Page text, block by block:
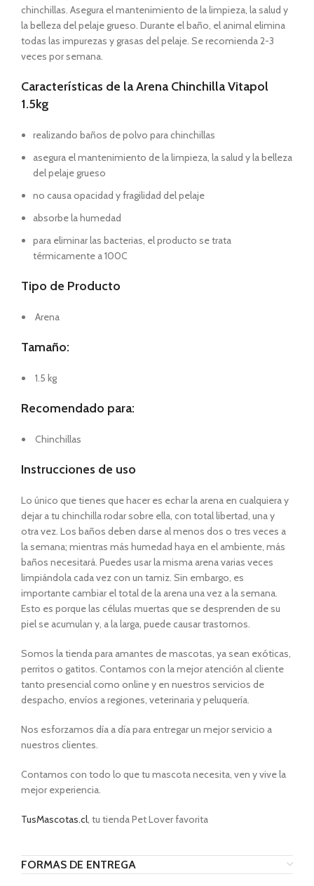
chinchillas. Asegura el mantenimiento de la limpieza, la salud y
la belleza del pelaje grueso. Durante el baño, el animal elimina
todas las impurezas y grasas del pelaje. Se recomienda 2-3
veces por semana.
Características de la Arena Chinchilla Vitapol
1.5kg
realizando baños de polvo para chinchillas
asegura el mantenimiento de la limpieza, la salud y la belleza
del pelaje grueso
no causa opacidad y fragilidad del pelaje
absorbe la humedad
para eliminar las bacterias, el producto se trata
térmicamente a 100C
Tipo de Producto
Arena
Tamaño:
1.5 kg
Recomendado para:
Chinchillas
Instrucciones de uso
Lo único que tienes que hacer es echar la arena en cualquiera y
dejar a tu chinchilla rodar sobre ella, con total libertad, una y
otra vez. Los baños deben darse al menos dos o tres veces a
la semana; mientras más humedad haya en el ambiente, más
baños necesitará. Puedes usar la misma arena varias veces
limpiándola cada vez con un tamiz. Sin embargo, es
importante cambiar el total de la arena una vez a la semana.
Esto es porque las células muertas que se desprenden de su
piel se acumulan y, a la larga, puede causar trastornos.
Somos la tienda para amantes de mascotas, ya sean exóticas,
perritos o gatitos. Contamos con la mejor atención al cliente
tanto presencial como online y en nuestros servicios de
despacho, envíos a regiones, veterinaria y peluquería.
Nos esforzamos día a día para entregar un mejor servicio a
nuestros clientes.
Contamos con todo lo que tu mascota necesita, ven y vive la
mejor experiencia.
TusMascotas.cl, tu tienda Pet Lover favorita
FORMAS DE ENTREGA